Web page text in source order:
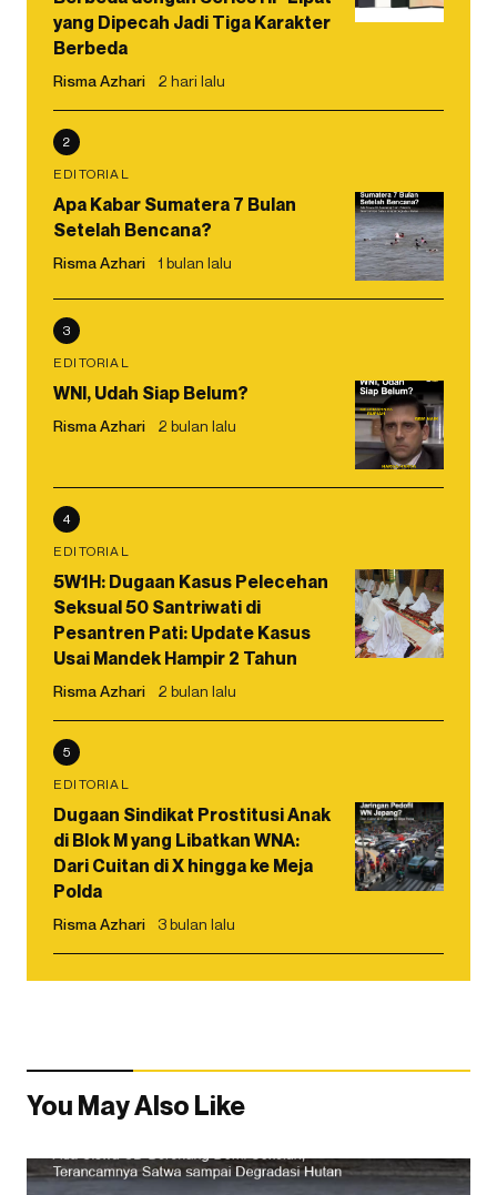
yang Dipecah Jadi Tiga Karakter
Berbeda
Risma Azhari 2 hari lalu
2
EDITORIAL
Apa Kabar Sumatera 7 Bulan
Setelah Bencana?
Risma Azhari 1 bulan lalu
3
EDITORIAL
WNI, Udah Siap Belum?
Risma Azhari 2 bulan lalu
4
EDITORIAL
5W1H: Dugaan Kasus Pelecehan
Seksual 50 Santriwati di
Pesantren Pati: Update Kasus
Usai Mandek Hampir 2 Tahun
Risma Azhari 2 bulan lalu
5
EDITORIAL
Dugaan Sindikat Prostitusi Anak
di Blok M yang Libatkan WNA:
Dari Cuitan di X hingga ke Meja
Polda
Risma Azhari 3 bulan lalu
You May Also Like